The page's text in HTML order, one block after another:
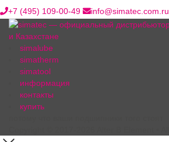
+7 (495) 109-00-49 info@simatec.com.ru
simalube
simatherm
simatool
информация
контакты
купить